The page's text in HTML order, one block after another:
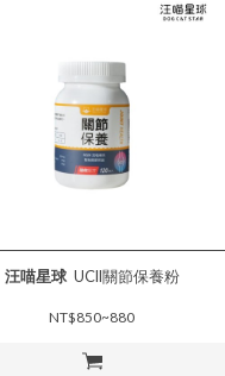
立即購買
汪喵星球 UCll關節保養粉
NT$850~880